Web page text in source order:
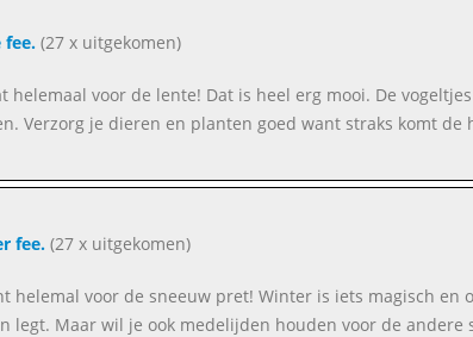
fee.(27 x uitgekomen)
helemaal voor de lente! Dat is heel erg mooi. De
Verzorg je dieren en planten goed want straks komt de
fee.(27 x uitgekomen)
helemal voor de sneeuw pret! Winter is iets magisch
legt. Maar wil je ook medelijden houden voor de andere